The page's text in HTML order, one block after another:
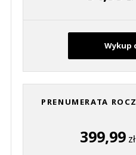
Wykup
PRENUMERATA
399,99